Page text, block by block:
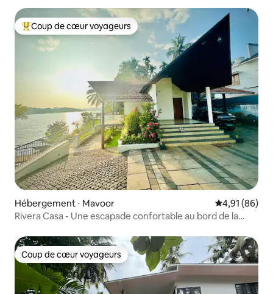
Coups de cœur voyageurs les plus appréciés
Coup de cœur voyageurs
Hébergement ⋅ Mavoor Évaluation
4,91 (86)
Rivera Casa - Une escapade confortable au bord de la
Coup de cœur voyageurs
Coup de cœur voyageurs